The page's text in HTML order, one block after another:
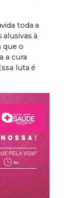
toda a
à
que o
a cura
luta é